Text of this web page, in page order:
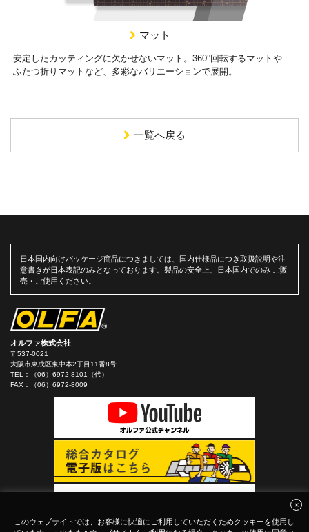
このウェブサイトでは、お客様に快適にご利用していただくためクッキーを使用し
マット
安定したカッティングに欠かせないマット。360°回転するマットや
ふたつ折りマットなど、多彩なバリエーションで展開。
一覧へ戻る
日本国内向けパッケージ商品につきましては、国内仕様品につき取扱説明や注
意書きが日本表記のみとなっております。製品の安全上、日本国内でのみ ご販
売・ご使用ください。
オルファ株式会社
〒537-0021
大阪市東成区東中本2丁目11番8号
TEL：
（06）6972-8101（代）
FAX：（06）6972-8009